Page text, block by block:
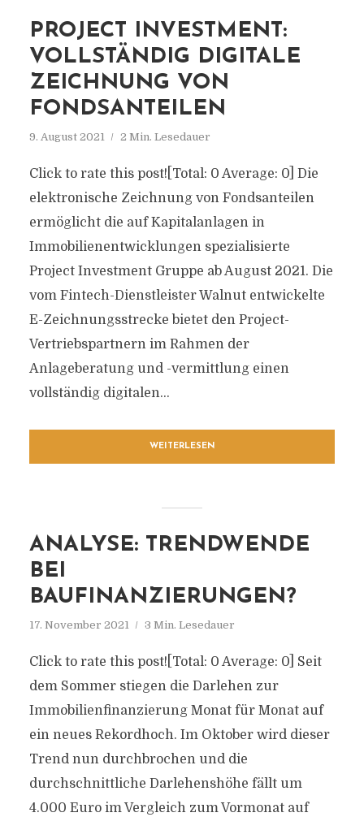
PROJECT INVESTMENT:
VOLLSTÄNDIG DIGITALE
ZEICHNUNG VON
FONDSANTEILEN
9. August 2021 2 Min. Lesedauer
Click to rate this post![Total: 0 Average: 0] Die
elektronische Zeichnung von Fondsanteilen
ermöglicht die auf Kapitalanlagen in
Immobilienentwicklungen spezialisierte
Project Investment Gruppe ab August 2021. Die
vom Fintech-Dienstleister Walnut entwickelte
E-Zeichnungsstrecke bietet den Project-
Vertriebspartnern im Rahmen der
Anlageberatung und -vermittlung einen
vollständig digitalen...
WEITERLESEN
ANALYSE: TRENDWENDE
BEI
BAUFINANZIERUNGEN?
17. November 2021 3 Min. Lesedauer
Click to rate this post![Total: 0 Average: 0] Seit
dem Sommer stiegen die Darlehen zur
Immobilienfinanzierung Monat für Monat auf
ein neues Rekordhoch. Im Oktober wird dieser
Trend nun durchbrochen und die
durchschnittliche Darlehenshöhe fällt um
4.000 Euro im Vergleich zum Vormonat auf